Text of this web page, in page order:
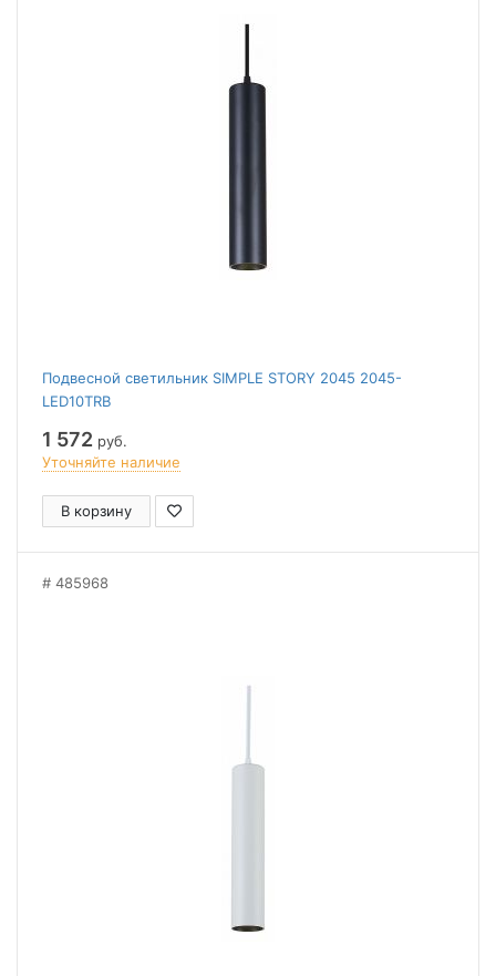
Подвесной светильник SIMPLE STORY 2045 2045-
LED10TRB
1 572 руб.
Уточняйте наличие
В корзину
485968